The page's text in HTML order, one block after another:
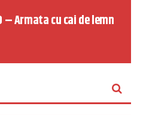
– Armata cu cai de lemn